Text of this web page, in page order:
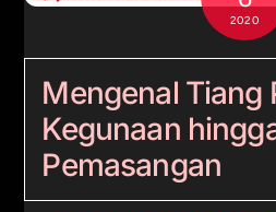
2020
Mengenal Tiang
Kegunaan
Pemasangan